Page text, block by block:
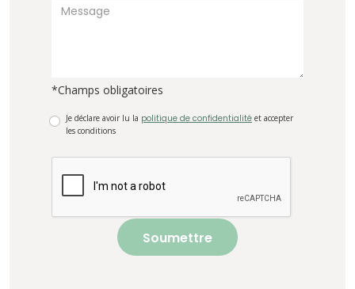
*Champs obligatoires
Je déclare avoir lu la politique de confidentialité et accepter
les conditions
Soumettre